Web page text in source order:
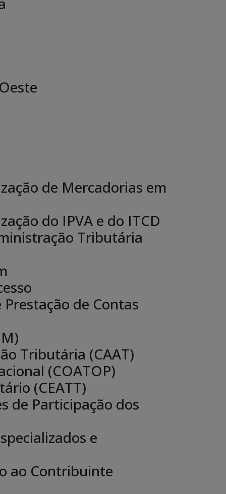
de Mercadorias em
do IPVA e do ITCD
Tributária
de Contas
Tributária (CAAT)
(COATOP)
(CEATT)
de Participação dos
e
ao Contribuinte